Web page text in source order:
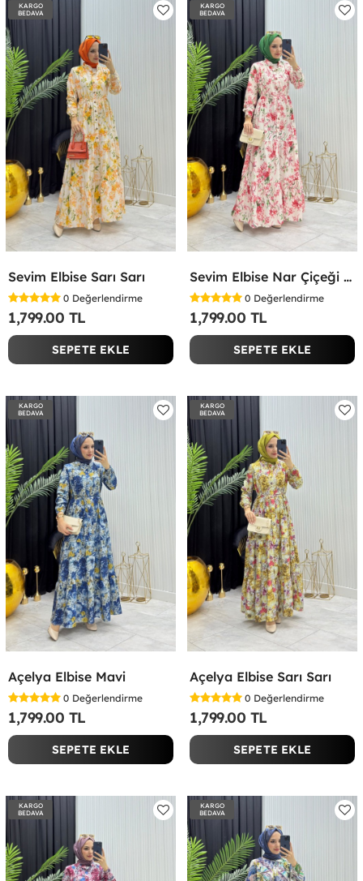
KARGO
BEDAVA
Sevim Elbise Sarı Sarı
0 Değerlendirme
1,799.00 TL
SEPETE EKLE
KARGO
BEDAVA
Sevim Elbise Nar Çiçeği Nar Çiçeği
0 Değerlendirme
1,799.00 TL
SEPETE EKLE
KARGO
BEDAVA
Açelya Elbise Mavi
0 Değerlendirme
1,799.00 TL
SEPETE EKLE
KARGO
BEDAVA
Açelya Elbise Sarı Sarı
0 Değerlendirme
1,799.00 TL
SEPETE EKLE
KARGO
BEDAVA
KARGO
BEDAVA